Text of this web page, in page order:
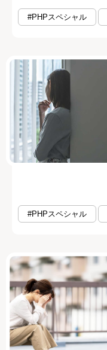
#PHPスペシャル
#PHPスペシャル